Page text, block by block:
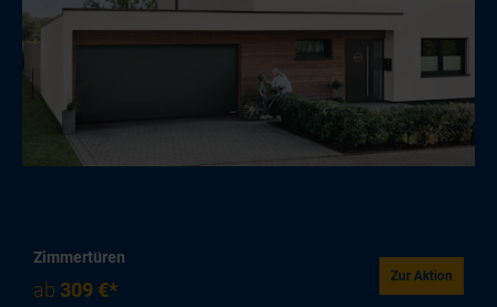
Zimmertüren
ab 309 €*
Zur Aktion